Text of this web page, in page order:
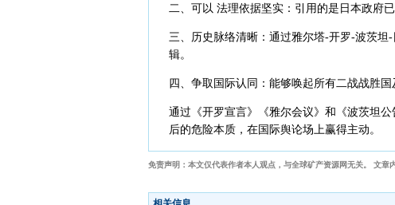
二、可以 法理依据坚实：引用的是日本政府
三、历史脉络清晰：通过雅尔塔-开罗-波茨
辑。
四、争取国际认同：能够唤起所有二战战胜
通过《开罗宣言》《雅尔会议》和《波茨坦
后的危险本质，在国际舆论场上赢得主动。
免责声明：本文仅代表作者本人观点，与全球矿产资源网无关。 文章